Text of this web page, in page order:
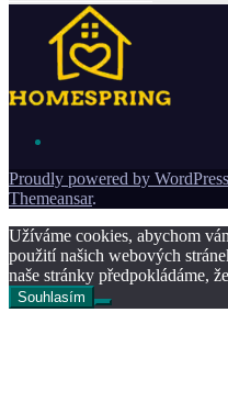
Proudly powered by WordPress
Themeansar.
Užíváme cookies, abychom
použití našich webových
naše stránky předpokládáme,
Souhlasím